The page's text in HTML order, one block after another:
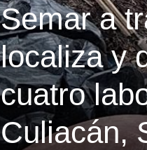
Semar a
localiza y
cuatro
Culiacán,